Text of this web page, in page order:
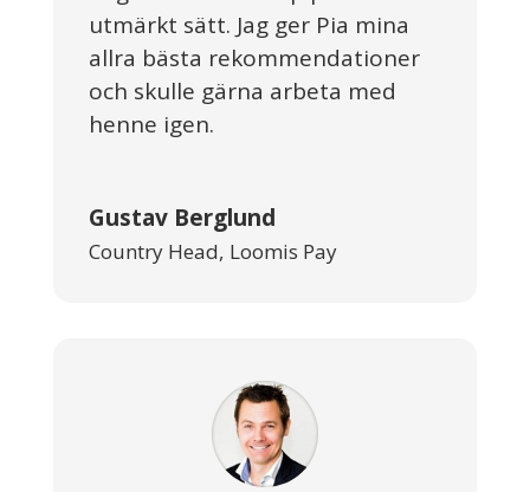
utmärkt sätt. Jag ger Pia mina
allra bästa rekommendationer
och skulle gärna arbeta med
henne igen.
Gustav Berglund
Country Head, Loomis Pay